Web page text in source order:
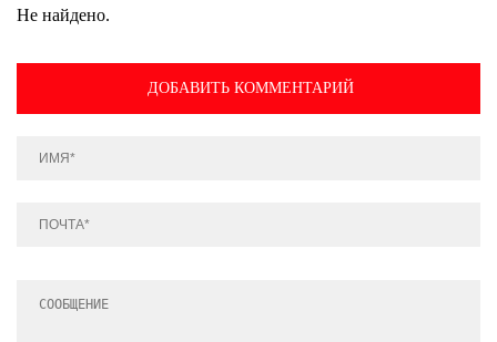
Не найдено.
ДОБАВИТЬ КОММЕНТАРИЙ